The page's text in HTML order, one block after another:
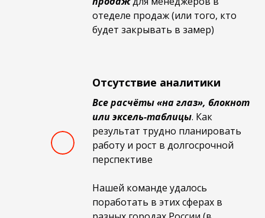
отеделе продаж (или того, кто
будет закрывать в замер)
Отсутствие аналитики
Все расчёты «на глаз», блокнот
или эксель-таблицы. Как
результат трудно планировать
работу и рост в долгосрочной
перспективе
Нашей команде удалось
поработать в этих сферах в